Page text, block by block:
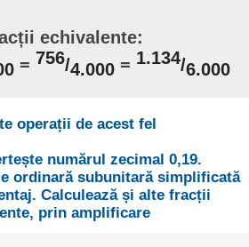
echivalente:
= 756/4.000 = 1.134/6.000
operații de acest fel
numărul zecimal 0,19.
ordinară subunitară simplificată
Calculează și alte fracții
prin amplificare